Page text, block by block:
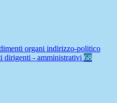
organi indirizzo-politico
dirigenti - amministrativi 68